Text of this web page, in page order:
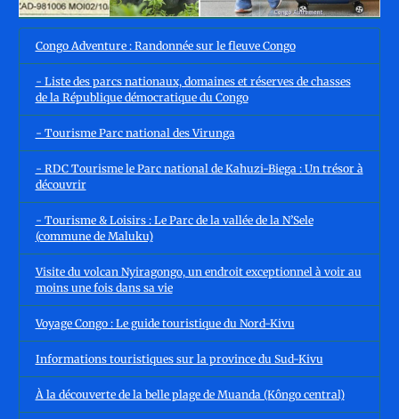
Congo Adventure : Randonnée sur le fleuve Congo
- Liste des parcs nationaux, domaines et réserves de chasses
de la République démocratique du Congo
- Tourisme Parc national des Virunga
- RDC Tourisme le Parc national de Kahuzi-Biega : Un trésor à
découvrir
- Tourisme & Loisirs : Le Parc de la vallée de la N’Sele
(commune de Maluku)
Visite du volcan Nyiragongo, un endroit exceptionnel à voir au
moins une fois dans sa vie
Voyage Congo : Le guide touristique du Nord-Kivu
Informations touristiques sur la province du Sud-Kivu
À la découverte de la belle plage de Muanda (Kôngo central)